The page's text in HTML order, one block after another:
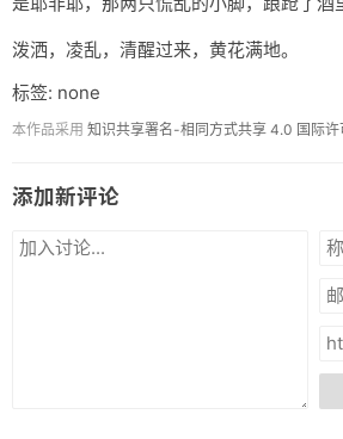
泼洒，凌乱，清醒过来，黄花满地。
标签: none
本作品采用 知识共享署名-相同方式共享 4.0 国际许
添加新评论